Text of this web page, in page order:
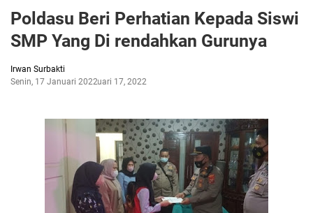
Poldasu Beri Perhatian Kepada Siswi
SMP Yang Di rendahkan Gurunya
Irwan Surbakti
Senin, 17 Januari 2022Januari 17, 2022